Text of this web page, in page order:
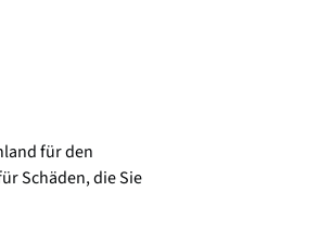
für den
Schäden, die Sie